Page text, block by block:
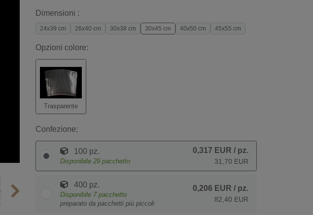
Dimensioni :
24x39 cm 26x40 cm 30x38 cm 30x45 cm 40x50 cm 45x55 cm
Opzioni colore:
Trasparente
Confezione:
100 pz.
Disponibile 29 pacchetto
0,317 EUR / pz.
31,70 EUR
400 pz.
Disponibile 7 pacchetto
preparato da pacchetti più piccoli
0,206 EUR / pz.
82,40 EUR